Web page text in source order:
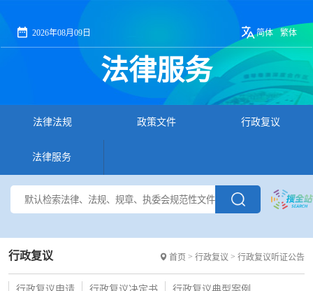
法律服务
2026年08月09日 简体 繁体
法律法规 政策文件 行政复议
法律服务
行政复议 首页 > 行政复议 > 行政复议听证公告